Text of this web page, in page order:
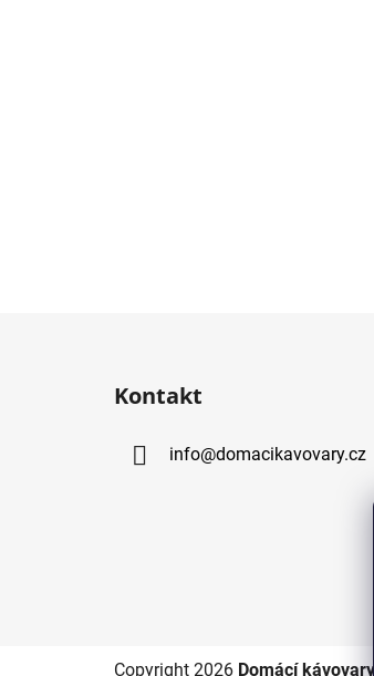
Kontakt
info@domacikavovary.cz
Copyright 2026 Domácí kávovary